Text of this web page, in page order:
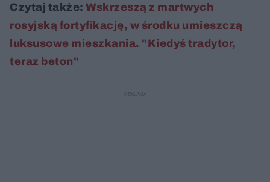
Czytaj także: Wskrzeszą z martwych
rosyjską fortyfikację, w środku umieszczą
luksusowe mieszkania. "Kiedyś tradytor,
teraz beton"